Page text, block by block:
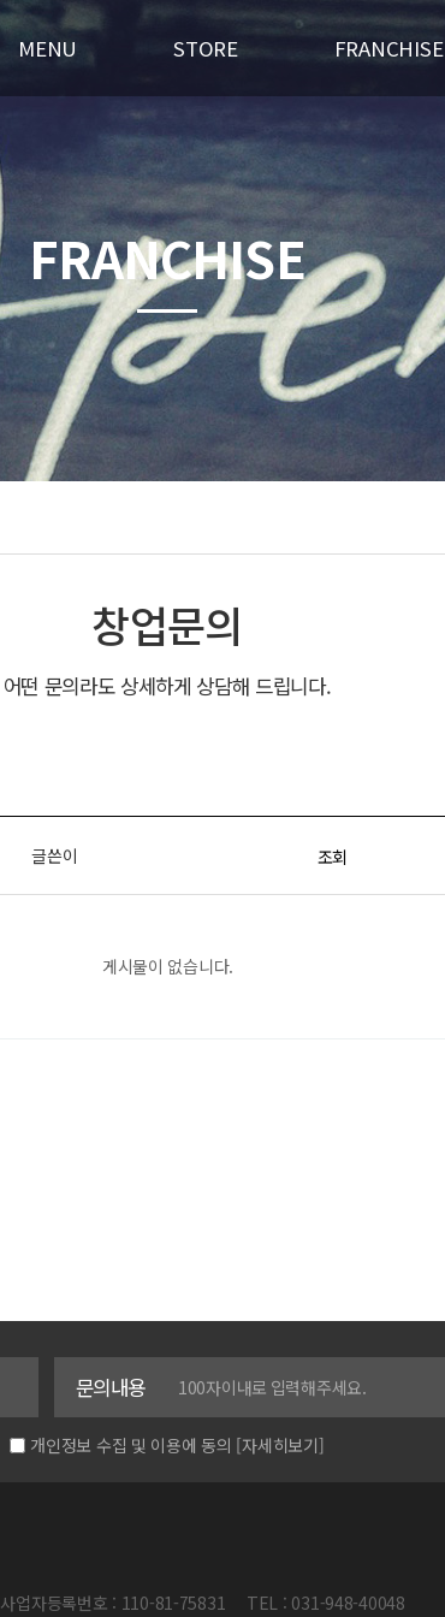
MENU STORE
가맹점 홍보실
FRANCHISE
개설절차
FRANCHISE
창업문의
어떤 문의라도 상세하게 상담해 드립니다.
글쓴이 조회
게시물이 없습니다.
문의내용
개인정보 수집 및 이용에 동의 [자세히보기]
사업자등록번호 : 110-81-75831 TEL : 031-948-40048